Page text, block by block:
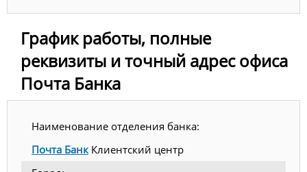
График работы, полные
реквизиты и точный адрес офиса
Почта Банка
Наименование отделения банка:
Почта БанкКлиентский центр